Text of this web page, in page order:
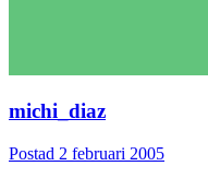
michi_diaz
Postad 2 februari 2005